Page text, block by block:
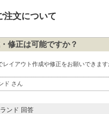
注文について
修正は可能ですか？
ド さん
レイアウト作成や修正をお願いできま
ンド 回答